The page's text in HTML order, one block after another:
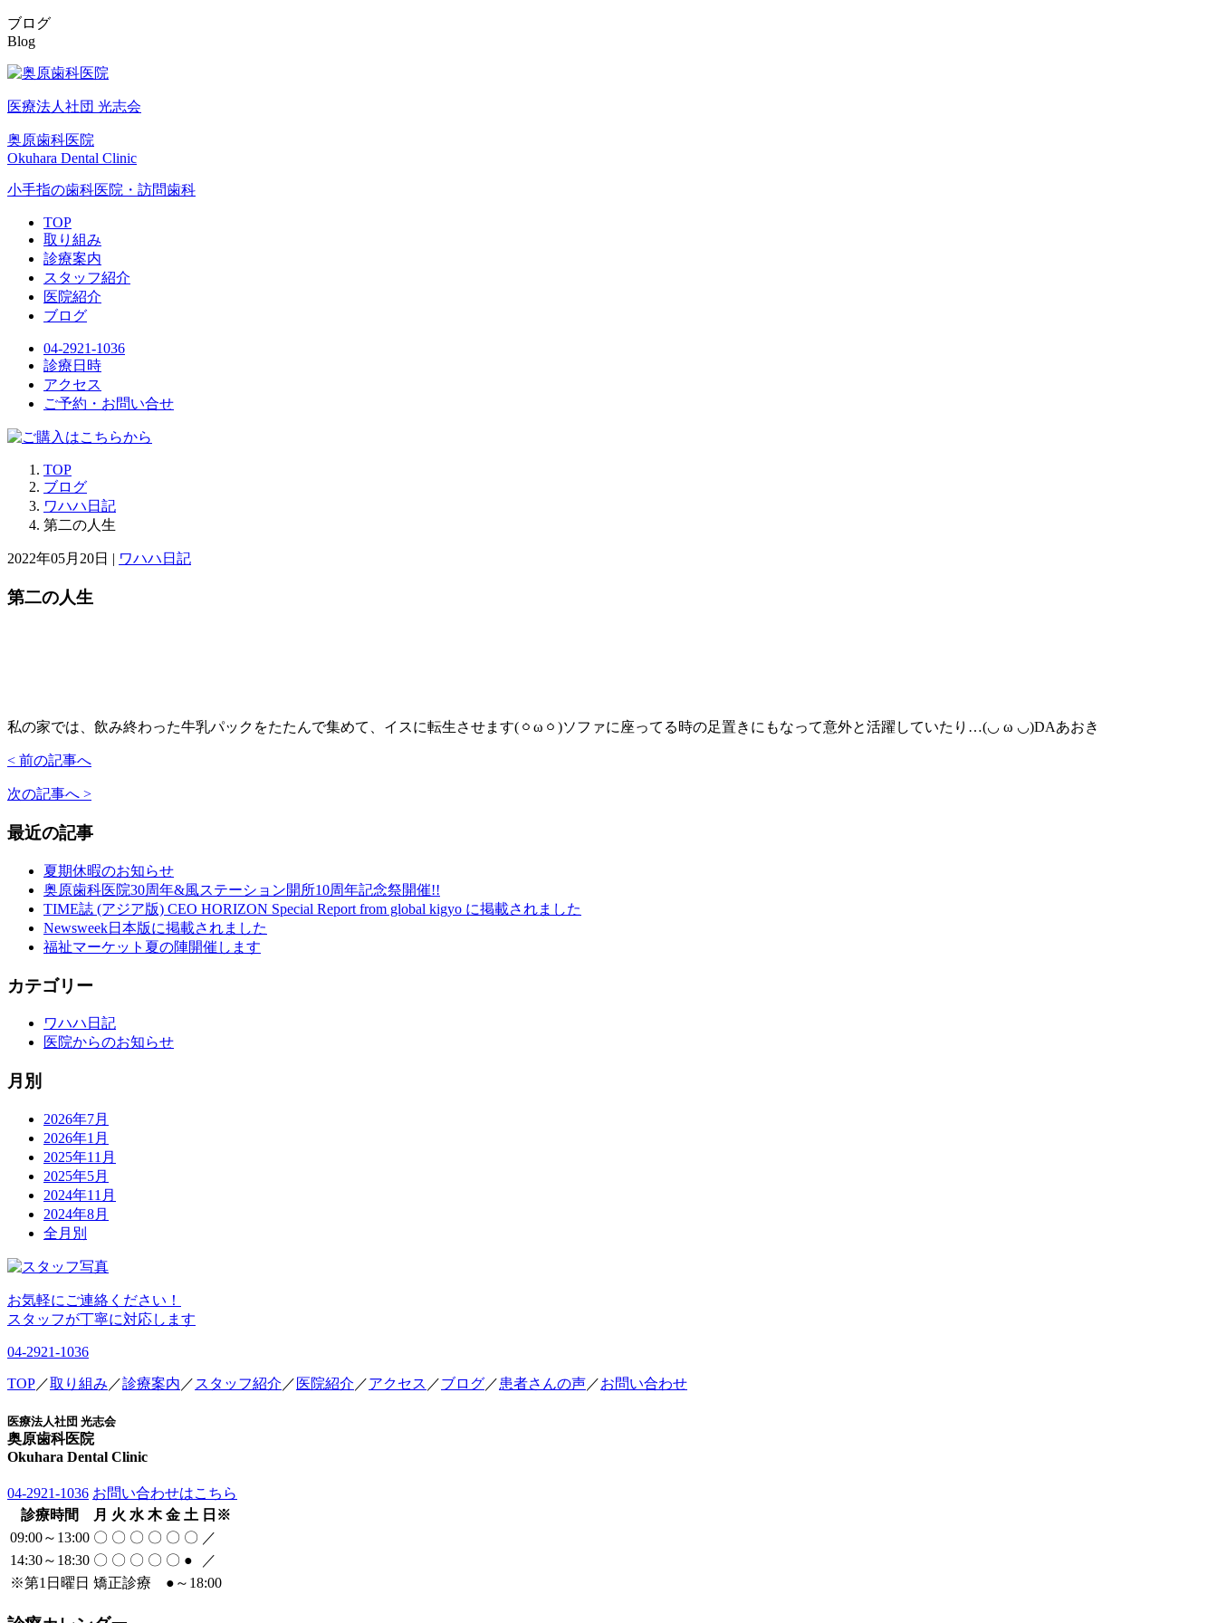
ブログ
Blog
医療法人社団 光志会
奥原歯科医院
Okuhara Dental Clinic
小手指の歯科医院・訪問歯科
TOP
取り組み
診療案内
スタッフ紹介
医院紹介
ブログ
04-2921-1036
診療日時
アクセス
ご予約・お問い合せ
TOP
ブログ
ワハハ日記
第二の人生
2022年05月20日 | ワハハ日記
第二の人生
私の家では、飲み終わった牛乳パックをたたんで集めて、イスに転生させます(ㆁωㆁ)ソファに座ってる時の足置きにもなって意外と活躍していたり…(◡ ω ◡)DAあおき
< 前の記事へ
次の記事へ >
最近の記事
夏期休暇のお知らせ
奥原歯科医院30周年&風ステーション開所10周年記念祭開催!!
TIME誌 (アジア版) CEO HORIZON Special Report from global kigyo に掲載されました
Newsweek日本版に掲載されました
福祉マーケット夏の陣開催します
カテゴリー
ワハハ日記
医院からのお知らせ
月別
2026年7月
2026年1月
2025年11月
2025年5月
2024年11月
2024年8月
全月別
お気軽にご連絡ください！
スタッフが丁寧に対応します
04-2921-1036
TOP／取り組み ／診療案内 ／ スタッフ紹介 ／ 医院紹介 ／アクセス ／ブログ／患者さんの声／お問い合わせ
医療法人社団 光志会
奥原歯科医院
Okuhara Dental Clinic
04-2921-1036 お問い合わせはこちら
診療時間
月 火 水 木 金 土 日 ※
09:00～13:00 〇 〇 〇 〇 〇 〇 ／
14:30～18:30 〇 〇 〇 〇 〇 ●
／
※第1日曜日 矯正診療 ● ～18:00